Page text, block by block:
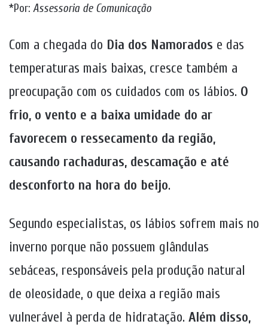
*Por: Assessoria de Comunicação
Com a chegada do Dia dos Namorados e das
temperaturas mais baixas, cresce também a
preocupação com os cuidados com os lábios. O
frio, o vento e a baixa umidade do ar
favorecem o ressecamento da região,
causando rachaduras, descamação e até
desconforto na hora do beijo.
Segundo especialistas, os lábios sofrem mais no
inverno porque não possuem glândulas
sebáceas, responsáveis pela produção natural
de oleosidade, o que deixa a região mais
vulnerável à perda de hidratação. Além disso,